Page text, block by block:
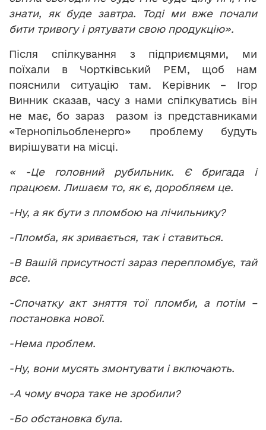
знати, як буде завтра. Тоді ми вже почали
бити тривогу і рятувати свою продукцію».
Після спілкування з підприємцями, ми
поїхали в Чортківський РЕМ, щоб нам
пояснили ситуацію там. Керівник – Ігор
Винник сказав, часу з нами спілкуватись він
не має, бо зараз разом із представниками
«Тернопільобленерго» проблему будуть
вирішувати на місці.
« -Це головний рубильник. Є бригада і
працюєм. Лишаєм то, як є, доробляєм це.
-Ну, а як бути з пломбою на лічильнику?
-Пломба, як зривається, так і ставиться.
-В Вашій присутності зараз перепломбує, тай
все.
-Спочатку акт зняття тої пломби, а потім –
постановка нової.
-Нема проблем.
-Ну, вони мусять змонтувати і включають.
-А чому вчора таке не зробили?
-Бо обстановка була.